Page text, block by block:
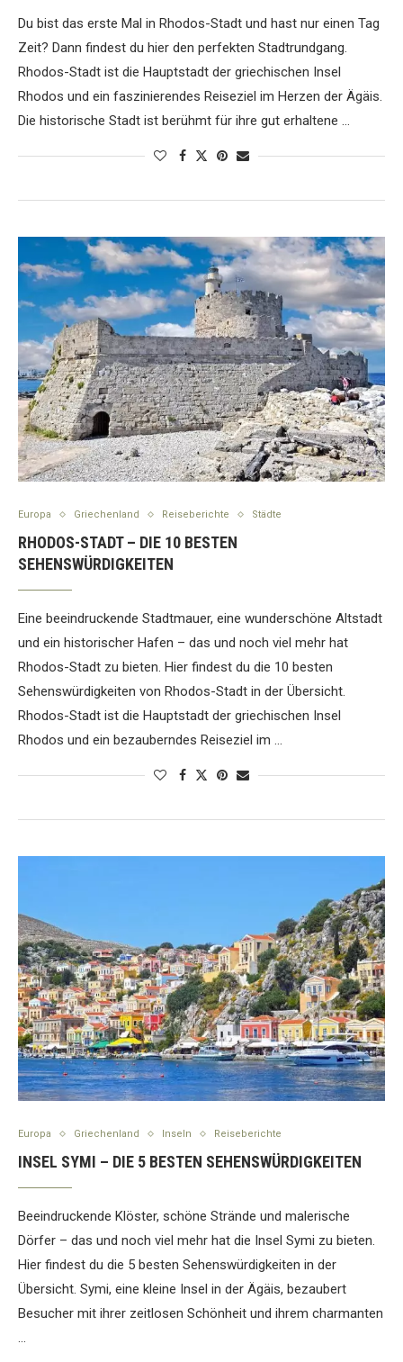
Du bist das erste Mal in Rhodos-Stadt und hast nur einen Tag
Zeit? Dann findest du hier den perfekten Stadtrundgang.
Rhodos-Stadt ist die Hauptstadt der griechischen Insel
Rhodos und ein faszinierendes Reiseziel im Herzen der Ägäis.
Die historische Stadt ist berühmt für ihre gut erhaltene …
Europa Griechenland Reiseberichte Städte
RHODOS-STADT – DIE 10 BESTEN
SEHENSWÜRDIGKEITEN
Eine beeindruckende Stadtmauer, eine wunderschöne Altstadt
und ein historischer Hafen – das und noch viel mehr hat
Rhodos-Stadt zu bieten. Hier findest du die 10 besten
Sehenswürdigkeiten von Rhodos-Stadt in der Übersicht.
Rhodos-Stadt ist die Hauptstadt der griechischen Insel
Rhodos und ein bezauberndes Reiseziel im …
Europa Griechenland Inseln Reiseberichte
INSEL SYMI – DIE 5 BESTEN SEHENSWÜRDIGKEITEN
Beeindruckende Klöster, schöne Strände und malerische
Dörfer – das und noch viel mehr hat die Insel Symi zu bieten.
Hier findest du die 5 besten Sehenswürdigkeiten in der
Übersicht. Symi, eine kleine Insel in der Ägäis, bezaubert
Besucher mit ihrer zeitlosen Schönheit und ihrem charmanten
…